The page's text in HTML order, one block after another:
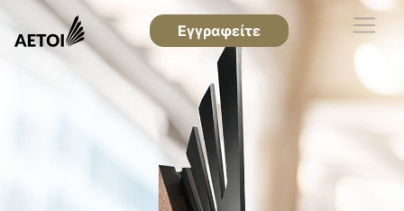
Εγγραφείτε